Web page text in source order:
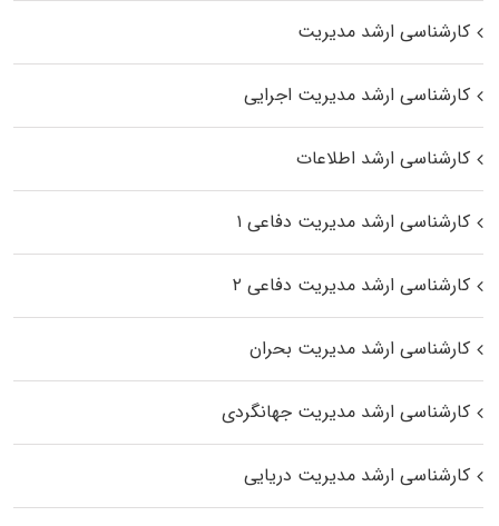
کارشناسی ارشد مدیریت
کارشناسی ارشد مدیریت اجرایی
کارشناسی ارشد اطلاعات
کارشناسی ارشد مدیریت دفاعی ۱
کارشناسی ارشد مدیریت دفاعی ۲
کارشناسی ارشد مدیریت بحران
کارشناسی ارشد مدیریت جهانگردی
کارشناسی ارشد مدیریت دریایی